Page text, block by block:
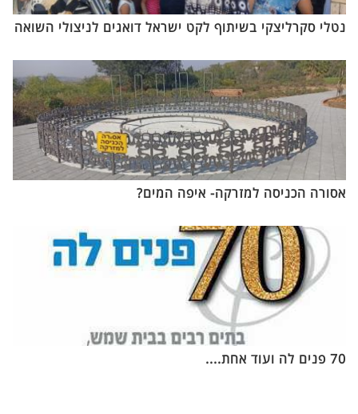
נטלי סקרליצקי בשיתוף לקט ישראל דואגים לניצולי השואה
אסורה הכניסה למזרקה- איפה המים?
70 פנים לה ועוד אחת....